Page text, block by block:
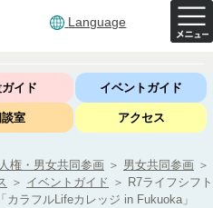
Language
イド イベントガイド
室 アクセス
人権・男女共同参画 ＞ 男女共同参画 ＞
＞ イベントガイド ＞ R7ライフシフト
ラフルLifeカレッジ in Fukuoka」